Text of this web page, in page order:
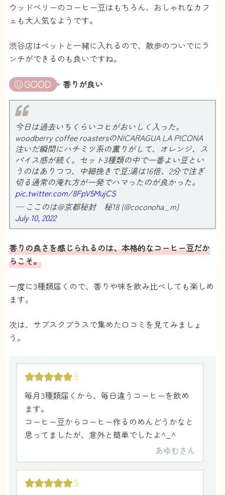
ウッドベリーのコーヒー豆はもちろん、おしゃれなカフ
ェも大人気なようです。
渋谷店はペットと一緒に入れるので、散歩のついでにラ
ンチができるのも良いですね。
香りが良い
今日は過去いちくらいコヒがおいしく入った。
woodberry coffee roastersのNICARAGUA LA PICONA
注いだ瞬間にハチミツ系の薫りがして、オレンジ、ス
パイス感が続く。セット3種類の中で一番よい豆とい
うのはありつつ、中細挽きで豆:湯は16倍、2分で注ぎ
切る通常の淹れ方が一発でハマったのが良かった。
pic.twitter.com/8FpV5MujCS
— ここのは@京都秘封 秘18 (@coconoha_m)
July 10, 2022
香りの良さを感じられるのは、本格的なコーヒー豆だか
らこそ。
一度に3種類届くので、香りや味を飲み比べしても楽しめ
ます。
次は、サブスクプラスで集めた口コミを見てみましょ
う。
5
毎月3種類届くから、毎日違うコーヒーを飲め
ます。
コーヒー豆からコーヒー作るのめんどうかなと
思ってましたが、意外と簡単でしたよ^_^
あゆむさん
5